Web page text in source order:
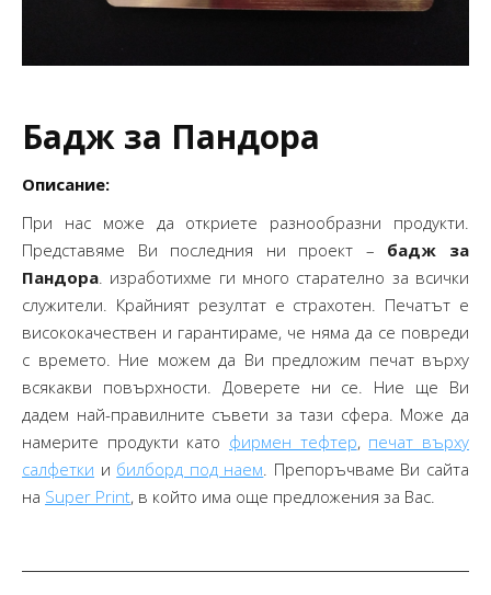
Бадж за Пандора
Описание:
При нас може да откриете разнообразни продукти.
Представяме Ви последния ни проект – бадж за
Пандора. изработихме ги много старателно за всички
служители. Крайният резултат е страхотен. Печатът е
висококачествен и гарантираме, че няма да се повреди
с времето. Ние можем да Ви предложим печат върху
всякакви повърхности. Доверете ни се. Ние ще Ви
дадем най-правилните съвети за тази сфера. Може да
намерите продукти като фирмен тефтер, печат върху
салфетки и билборд под наем. Препоръчваме Ви сайта
на Super Print, в който има още предложения за Вас.